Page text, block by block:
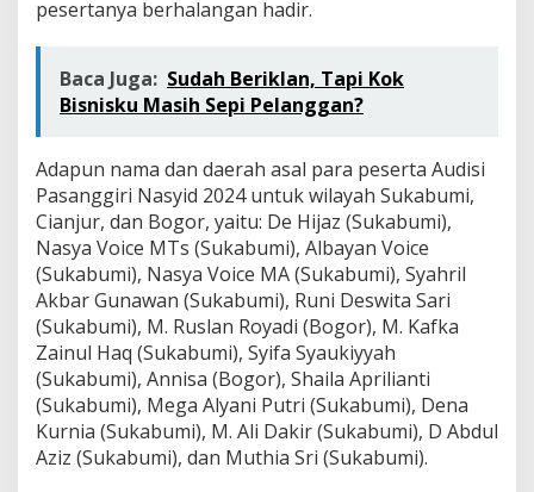
pesertanya berhalangan hadir.
Baca Juga: Sudah Beriklan, Tapi Kok
Bisnisku Masih Sepi Pelanggan?
Adapun nama dan daerah asal para peserta Audisi
Pasanggiri Nasyid 2024 untuk wilayah Sukabumi,
Cianjur, dan Bogor, yaitu: De Hijaz (Sukabumi),
Nasya Voice MTs (Sukabumi), Albayan Voice
(Sukabumi), Nasya Voice MA (Sukabumi), Syahril
Akbar Gunawan (Sukabumi), Runi Deswita Sari
(Sukabumi), M. Ruslan Royadi (Bogor), M. Kafka
Zainul Haq (Sukabumi), Syifa Syaukiyyah
(Sukabumi), Annisa (Bogor), Shaila Aprilianti
(Sukabumi), Mega Alyani Putri (Sukabumi), Dena
Kurnia (Sukabumi), M. Ali Dakir (Sukabumi), D Abdul
Aziz (Sukabumi), dan Muthia Sri (Sukabumi).